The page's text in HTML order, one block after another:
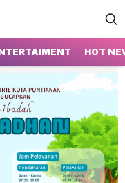
HOT